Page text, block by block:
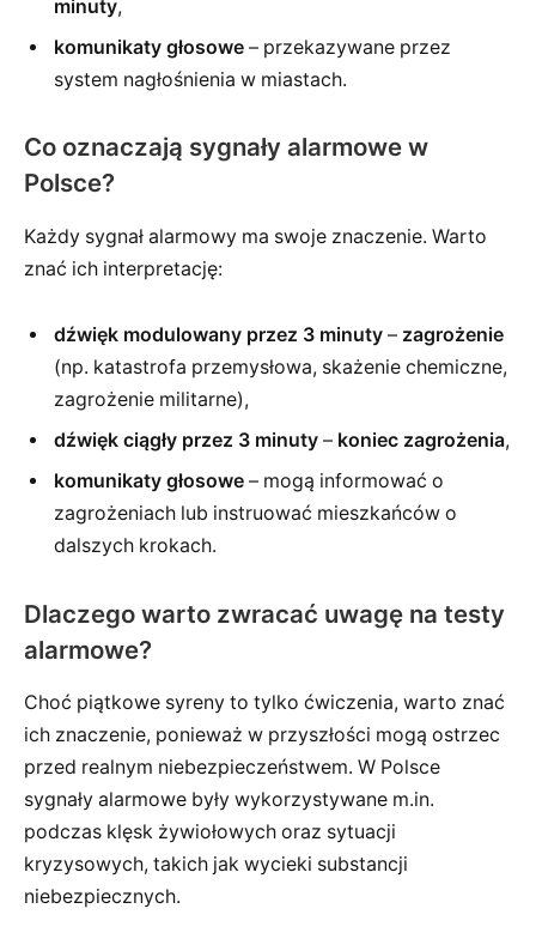
minuty,
komunikaty głosowe – przekazywane przez
system nagłośnienia w miastach.
Co oznaczają sygnały alarmowe w
Polsce?
Każdy sygnał alarmowy ma swoje znaczenie. Warto
znać ich interpretację:
dźwięk modulowany przez 3 minuty – zagrożenie
(np. katastrofa przemysłowa, skażenie chemiczne,
zagrożenie militarne),
dźwięk ciągły przez 3 minuty – koniec zagrożenia,
komunikaty głosowe – mogą informować o
zagrożeniach lub instruować mieszkańców o
dalszych krokach.
Dlaczego warto zwracać uwagę na testy
alarmowe?
Choć piątkowe syreny to tylko ćwiczenia, warto znać
ich znaczenie, ponieważ w przyszłości mogą ostrzec
przed realnym niebezpieczeństwem. W Polsce
sygnały alarmowe były wykorzystywane m.in.
podczas klęsk żywiołowych oraz sytuacji
kryzysowych, takich jak wycieki substancji
niebezpiecznych.